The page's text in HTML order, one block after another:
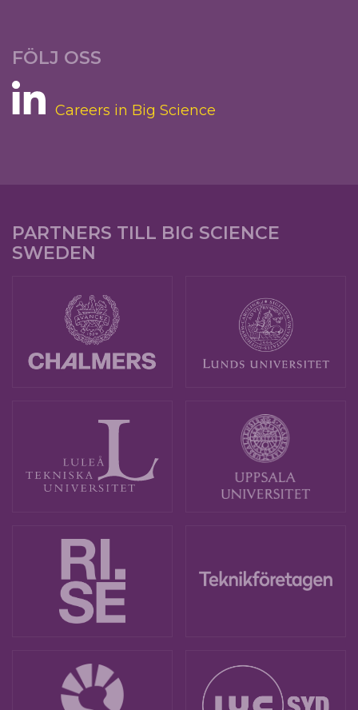
FÖLJ OSS
Careers in Big Science
PARTNERS TILL BIG SCIENCE
SWEDEN